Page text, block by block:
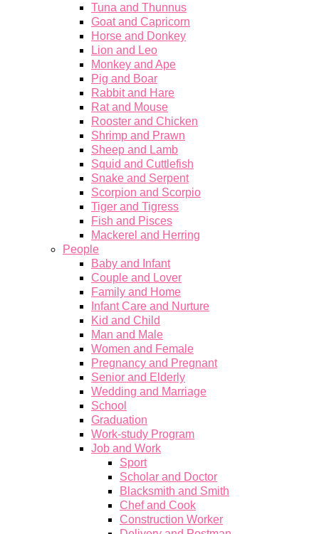
Tuna and Thunnus
Goat and Capricorn
Horse and Donkey
Lion and Leo
Monkey and Ape
Pig and Boar
Rabbit and Hare
Rat and Mouse
Rooster and Chicken
Shrimp and Prawn
Sheep and Lamb
Squid and Cuttlefish
Snake and Serpent
Scorpion and Scorpio
Tiger and Tigress
Fish and Pisces
Mackerel and Herring
People
Baby and Infant
Couple and Lover
Family and Home
Infant Care and Nurture
Kid and Child
Man and Male
Women and Female
Pregnancy and Pregnant
Senior and Elderly
Wedding and Marriage
School
Graduation
Work-study Program
Job and Work
Sport
Scholar and Doctor
Blacksmith and Smith
Chef and Cook
Construction Worker